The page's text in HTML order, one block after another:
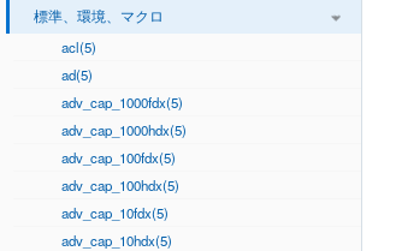
標準、環境、マクロ
acl(5)
ad(5)
adv_cap_1000fdx(5)
adv_cap_1000hdx(5)
adv_cap_100fdx(5)
adv_cap_100hdx(5)
adv_cap_10fdx(5)
adv_cap_10hdx(5)